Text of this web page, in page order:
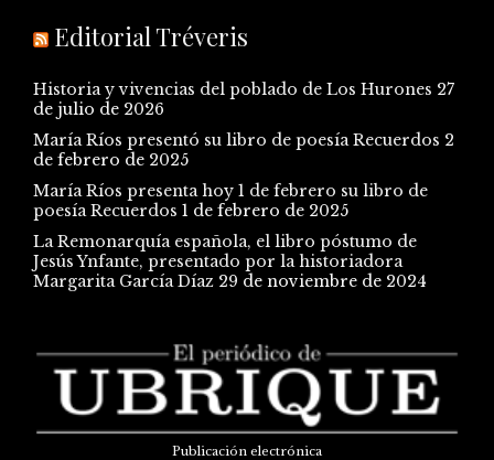
Editorial Tréveris
Historia y vivencias del poblado de Los Hurones 27
de julio de 2026
María Ríos presentó su libro de poesía Recuerdos 2
de febrero de 2025
María Ríos presenta hoy 1 de febrero su libro de
poesía Recuerdos 1 de febrero de 2025
La Remonarquía española, el libro póstumo de
Jesús Ynfante, presentado por la historiadora
Margarita García Díaz 29 de noviembre de 2024
Publicación electrónica